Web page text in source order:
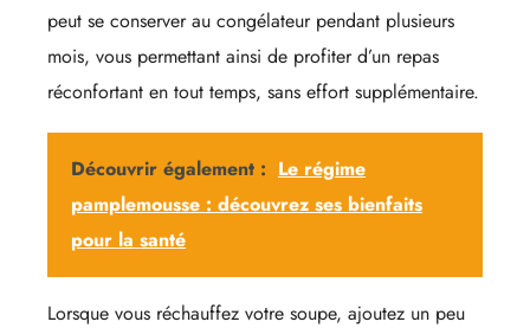
peut se conserver au congélateur pendant plusieurs
mois, vous permettant ainsi de profiter d’un repas
réconfortant en tout temps, sans effort supplémentaire.
Découvrir également : Le régime
pamplemousse : découvrez ses bienfaits
pour la santé
Lorsque vous réchauffez votre soupe, ajoutez un peu